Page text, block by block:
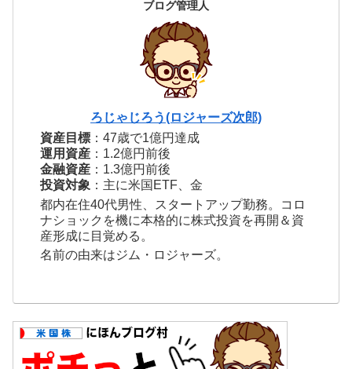
ブログ管理人
ろじゃじろう(ロジャーズ次郎)
資産目標 ：47歳で1億円達成
運用資産 ：1.2億円前後
金融資産 ：1.3億円前後
投資対象 ：主に米国ETF、金
都内在住40代男性、スタートアップ勤務。コロ
ナショックを機に本格的に株式投資を再開＆資
産形成に目覚める。
名前の由来はジム・ロジャーズ。